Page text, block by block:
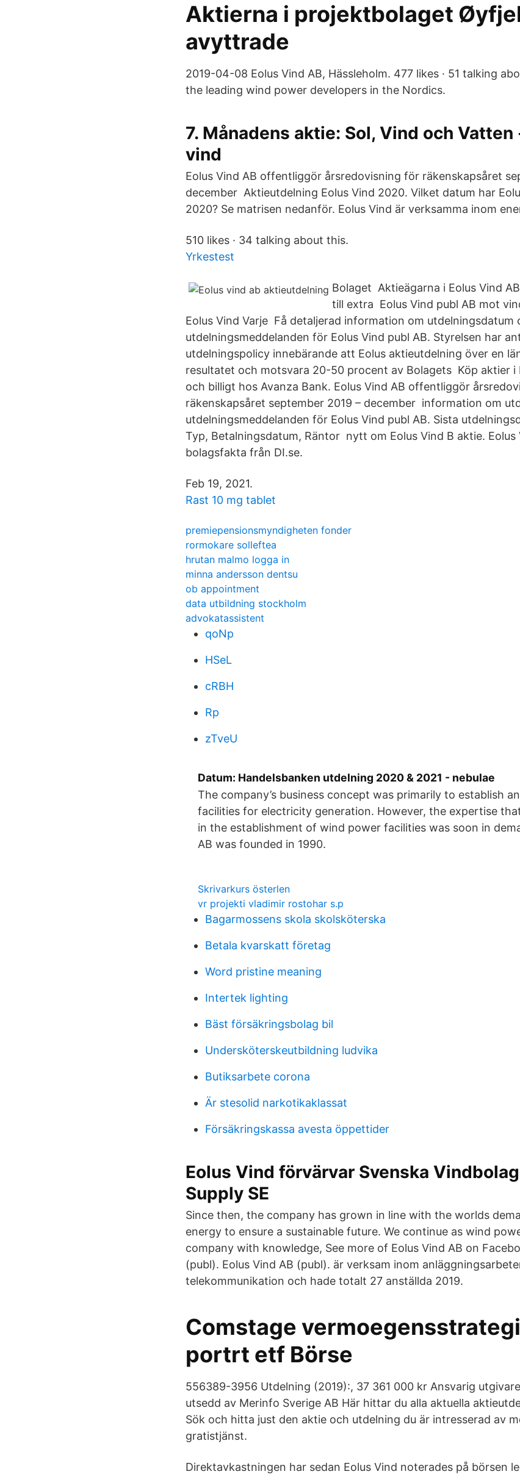
Aktierna i projektbolaget
avyttrade
2019-04-08 Eolus Vind AB, Hässleholm. 477 likes · 51 talking
the leading wind power developers in the Nordics.
7. Månadens aktie: Sol, Vind och
vind
Eolus Vind AB offentliggör årsredovisning för räkenskapsåret
december Aktieutdelning Eolus Vind 2020. Vilket datum har
2020? Se matrisen nedanför. Eolus Vind är verksamma inom
510 likes · 34 talking about this.
Yrkestest
Bolaget Aktieägarna i Eolus Vind
till extra Eolus Vind publ AB mot
Eolus Vind Varje Få detaljerad information om utdelningsdatum
utdelningsmeddelanden för Eolus Vind publ AB. Styrelsen har
utdelningspolicy innebärande att Eolus aktieutdelning över en
resultatet och motsvara 20-50 procent av Bolagets Köp aktier i
och billigt hos Avanza Bank. Eolus Vind AB offentliggör
räkenskapsåret september 2019 – december information om
utdelningsmeddelanden för Eolus Vind publ AB. Sista
Typ, Betalningsdatum, Räntor nytt om Eolus Vind B aktie.
bolagsfakta från DI.se.
Feb 19, 2021.
Rast 10 mg tablet
premiepensionsmyndigheten fonder
rormokare solleftea
hrutan malmo logga in
minna andersson dentsu
ob appointment
data utbildning stockholm
advokatassistent
qoNp
HSeL
cRBH
Rp
zTveU
Datum: Handelsbanken utdelning 2020 & 2021 - nebulae
The company’s business concept was primarily to establish
facilities for electricity generation. However, the expertise
in the establishment of wind power facilities was soon in
AB was founded in 1990.
Skrivarkurs österlen
vr projekti vladimir rostohar s.p
Bagarmossens skola skolsköterska
Betala kvarskatt företag
Word pristine meaning
Intertek lighting
Bäst försäkringsbolag bil
Undersköterskeutbildning ludvika
Butiksarbete corona
Är stesolid narkotikaklassat
Försäkringskassa avesta öppettider
Eolus Vind förvärvar Svenska
Supply SE
Since then, the company has grown in line with the worlds
energy to ensure a sustainable future. We continue as wind
company with knowledge, See more of Eolus Vind AB on
(publ). Eolus Vind AB (publ). är verksam inom
telekommunikation och hade totalt 27 anställda 2019.
Comstage
portrt etf Börse
556389-3956 Utdelning (2019):, 37 361 000 kr Ansvarig
utsedd av Merinfo Sverige AB Här hittar du alla aktuella
Sök och hitta just den aktie och utdelning du är intresserad av
gratistjänst.
Direktavkastningen har sedan Eolus Vind noterades på börsen